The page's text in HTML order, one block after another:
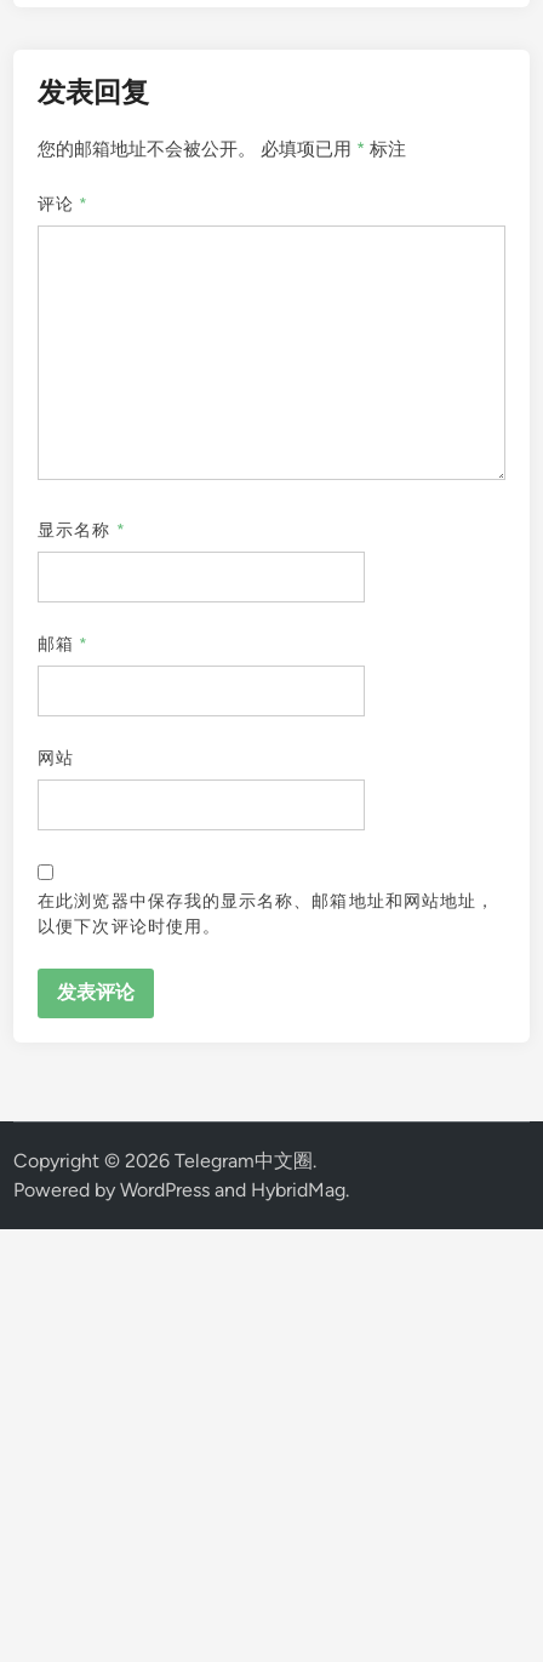
发表回复
您的邮箱地址不会被公开。 必填项已用 * 标注
评论 *
显示名称 *
邮箱 *
网站
在此浏览器中保存我的显示名称、邮箱地址和网站地址，
以便下次评论时使用。
Copyright © 2026Telegram中文圈.
Powered byWordPress and HybridMag.